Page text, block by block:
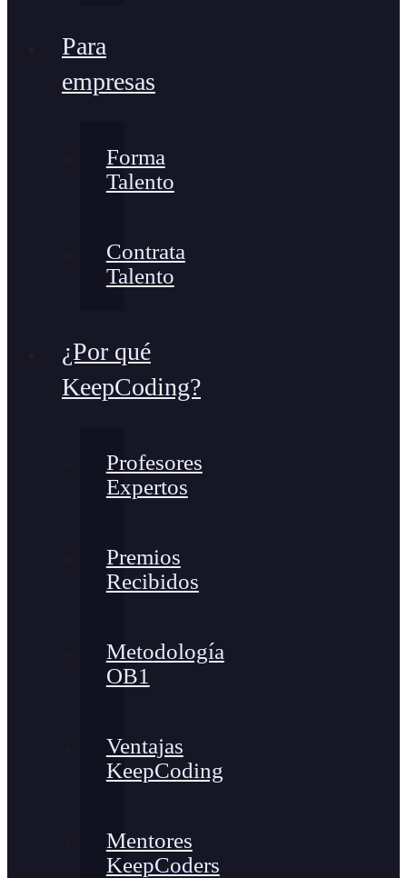
Para
empresas
Forma
Talento
Contrata
Talento
¿Por qué
KeepCoding?
Profesores
Expertos
Premios
Recibidos
Metodología
OB1
Ventajas
KeepCoding
Mentores
KeepCoders